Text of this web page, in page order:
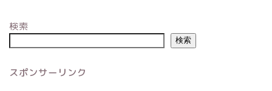
検索
検索
スポンサーリンク